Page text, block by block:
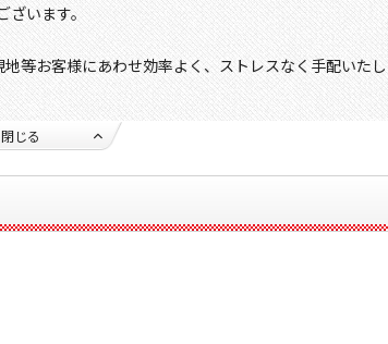
ざいます。
等お客様にあわせ効率よく、ストレスなく手配いたし
閉じる